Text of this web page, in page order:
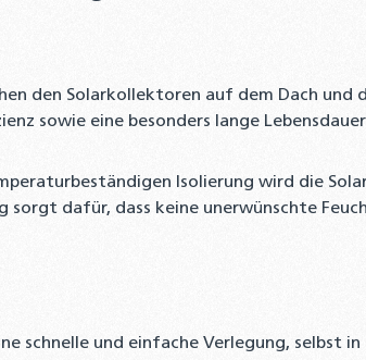
Grundkörper aus massivem Stahl
von Edelstahl- und Solarwellrohren
den Solarkollektoren auf dem Dach und
sowie eine besonders lange
Isolierung wird die
sorgt dafür, dass keine unerwünschte
schnelle und einfache Verlegung, selbst in